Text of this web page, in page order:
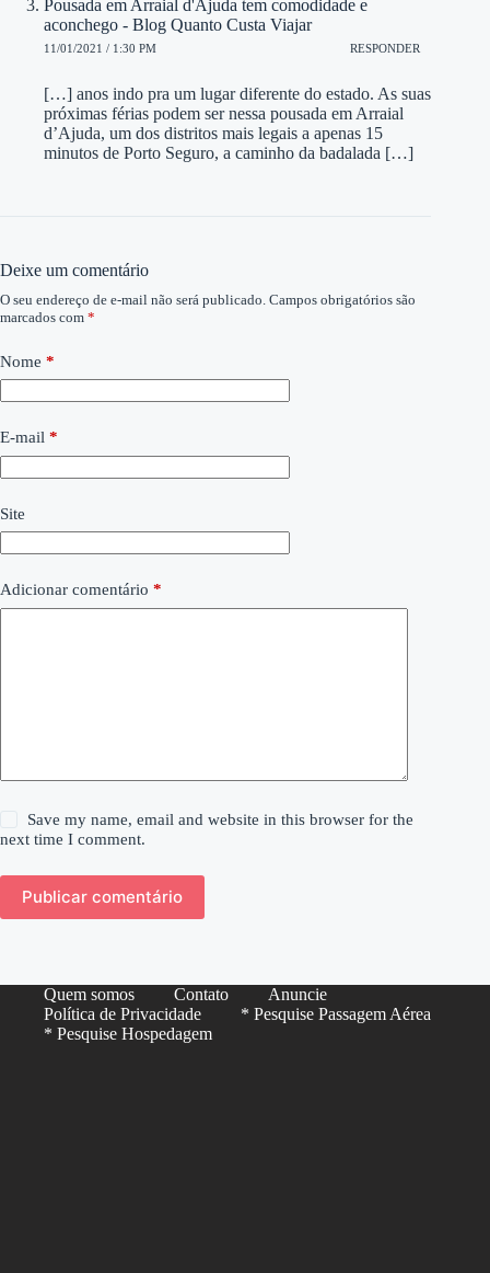
Pousada em Arraial d'Ajuda tem comodidade e
aconchego - Blog Quanto Custa Viajar
11/01/2021 / 1:30 PM RESPONDER
[…] anos indo pra um lugar diferente do estado. As suas
próximas férias podem ser nessa pousada em Arraial
d’Ajuda, um dos distritos mais legais a apenas 15
minutos de Porto Seguro, a caminho da badalada […]
Deixe um comentário
O seu endereço de e-mail não será publicado. Campos obrigatórios são
marcados com *
Nome *
E-mail *
Site
Adicionar comentário *
Save my name, email and website in this browser for the
next time I comment.
Publicar comentário
Quem somos Contato
Anuncie
Política de Privacidade
* Pesquise Passagem Aérea
* Pesquise Hospedagem